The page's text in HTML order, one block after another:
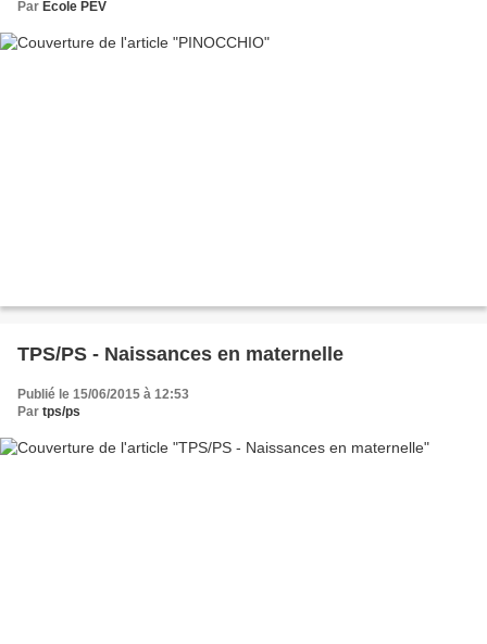
Par Ecole PEV
TPS/PS - Naissances en maternelle
Publié le 15/06/2015 à 12:53
Par tps/ps